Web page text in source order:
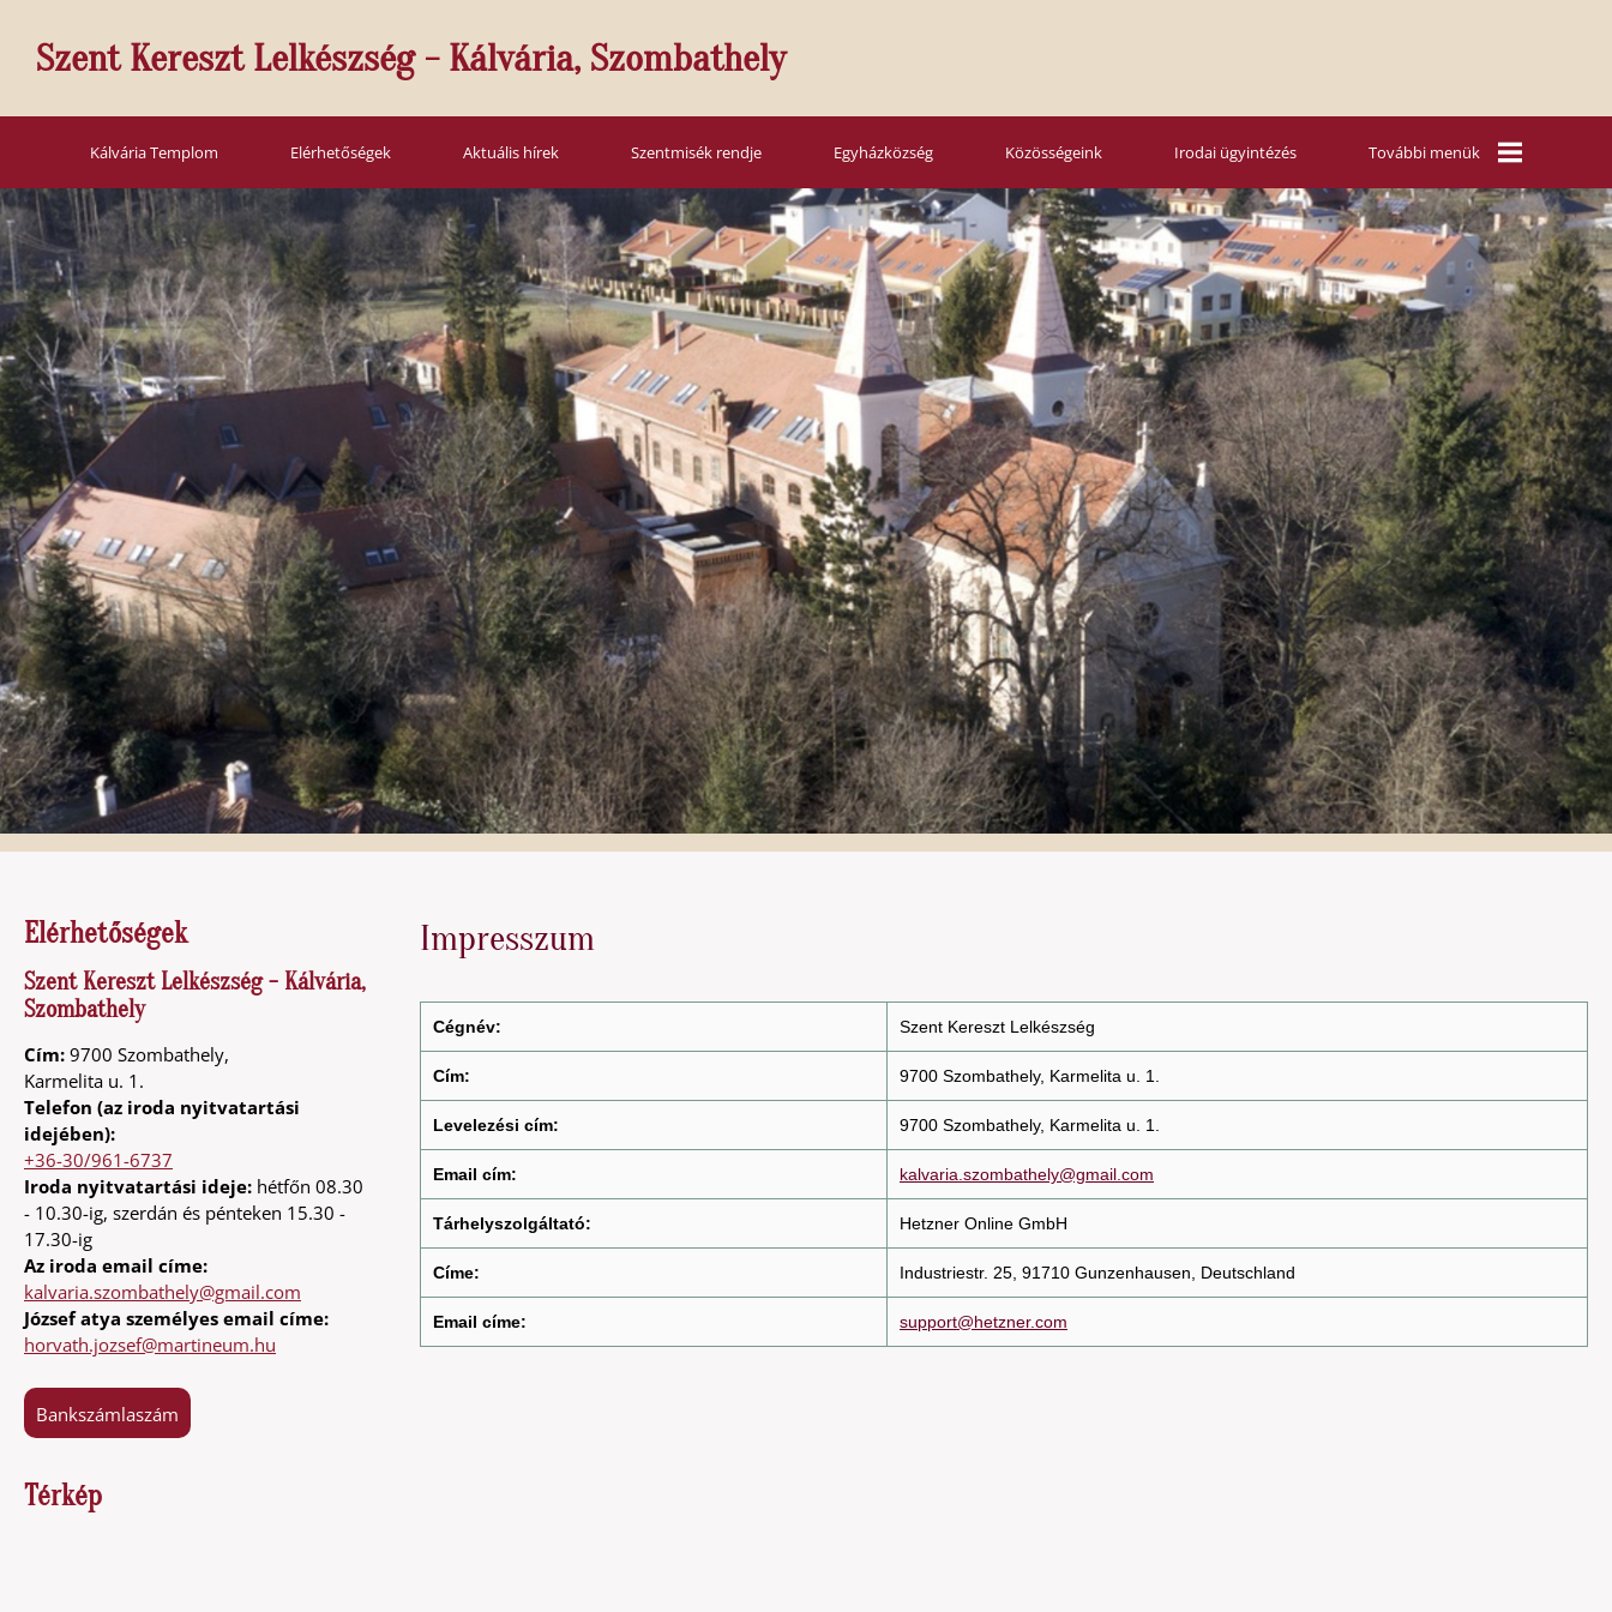
Szent Kereszt Lelkészség - Kálvária, Szombathely
Kálvária Templom Elérhetőségek Aktuális hírek Szentmisék rendje Egyházközség Közösségeink Irodai ügyintézés További menük
Mária Rádió
Vasárnapi
szentbeszédek
Nyári táboraink
Hitoktatás
Galéria
Elérhetőségek
Szent Kereszt Lelkészség - Kálvária,
Szombathely
Cím: 9700 Szombathely,
Karmelita u. 1.
Telefon (az iroda nyitvatartási
idejében):
+36-30/961-6737
Iroda nyitvatartási ideje: hétfőn 08.30
- 10.30-ig, szerdán és pénteken 15.30 -
17.30-ig
Az iroda email címe:
kalvaria.szombathely@gmail.com
József atya személyes email címe:
horvath.jozsef@martineum.hu
Bankszámlaszám
Térkép
Impresszum
Cégnév: Szent Kereszt Lelkészség
Cím: 9700 Szombathely, Karmelita u. 1.
Levelezési cím: 9700 Szombathely, Karmelita u. 1.
Email cím: kalvaria.szombathely@gmail.com
Tárhelyszolgáltató: Hetzner Online GmbH
Címe: Industriestr. 25, 91710 Gunzenhausen, Deutschland
Email címe: support@hetzner.com